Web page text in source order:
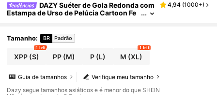
DAZY Suéter de Gola Redonda com
Estampa de Urso de Pelúcia Cartoon Fe
4,94 (1000+)
Tamanho: BR Padrão
XPP(S)
1 left
PP (M) P(L) M (XL)
1 left
Verifique meu tamanho
Guia de tamanhos
Dazy segue tamanhos asiáticos e é menor do que SHEIN